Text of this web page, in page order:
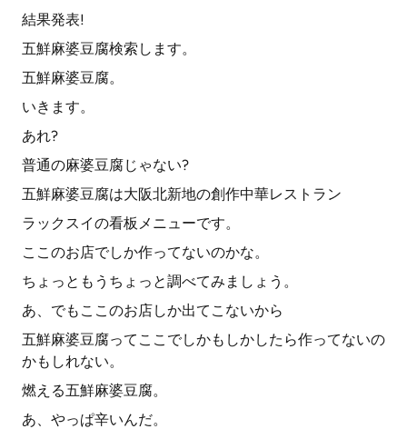
結果発表!
五鮮麻婆豆腐検索します。
五鮮麻婆豆腐。
いきます。
あれ?
普通の麻婆豆腐じゃない?
五鮮麻婆豆腐は大阪北新地の創作中華レストラン
ラックスイの看板メニューです。
ここのお店でしか作ってないのかな。
ちょっともうちょっと調べてみましょう。
あ、でもここのお店しか出てこないから
五鮮麻婆豆腐ってここでしかもしかしたら作ってないの
かもしれない。
燃える五鮮麻婆豆腐。
あ、やっぱ辛いんだ。